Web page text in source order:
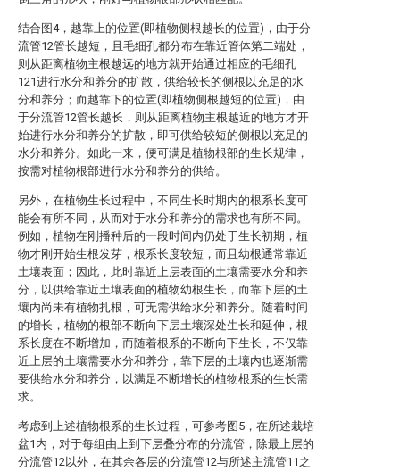
结合图4，越靠上的位置(即植物侧根越长的位置)，由于分
流管12管长越短，且毛细孔都分布在靠近管体第二端处，
则从距离植物主根越远的地方就开始通过相应的毛细孔
121进行水分和养分的扩散，供给较长的侧根以充足的水
分和养分；而越靠下的位置(即植物侧根越短的位置)，由
于分流管12管长越长，则从距离植物主根越近的地方才开
始进行水分和养分的扩散，即可供给较短的侧根以充足的
水分和养分。如此一来，便可满足植物根部的生长规律，
按需对植物根部进行水分和养分的供给。
另外，在植物生长过程中，不同生长时期内的根系长度可
能会有所不同，从而对于水分和养分的需求也有所不同。
例如，植物在刚播种后的一段时间内仍处于生长初期，植
物才刚开始生根发芽，根系长度较短，而且幼根通常靠近
土壤表面；因此，此时靠近上层表面的土壤需要水分和养
分，以供给靠近土壤表面的植物幼根生长，而靠下层的土
壤内尚未有植物扎根，可无需供给水分和养分。随着时间
的增长，植物的根部不断向下层土壤深处生长和延伸，根
系长度在不断增加，而随着根系的不断向下生长，不仅靠
近上层的土壤需要水分和养分，靠下层的土壤内也逐渐需
要供给水分和养分，以满足不断增长的植物根系的生长需
求。
考虑到上述植物根系的生长过程，可参考图5，在所述栽培
盆1内，对于每组由上到下层叠分布的分流管，除最上层的
分流管12以外，在其余各层的分流管12与所述主流管11之